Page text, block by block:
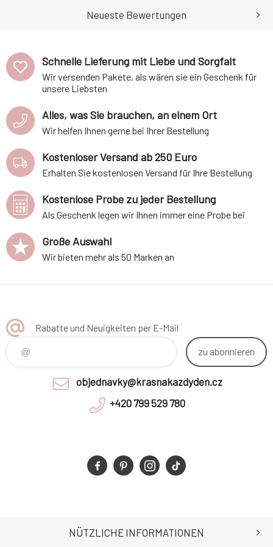
einem idealen Duft
Eigenschaften. Es vertreibt
Neueste Bewertungen
Schnelle Lieferung mit Liebe und Sorgfalt
Wir versenden Pakete, als wären sie ein Geschenk für
unsere Liebsten
Alles, was Sie brauchen, an einem Ort
Wir helfen Ihnen gerne bei Ihrer Bestellung
Kostenloser Versand ab 250 Euro
Erhalten Sie kostenlosen Versand für Ihre Bestellung
Kostenlose Probe zu jeder Bestellung
Als Geschenk legen wir Ihnen immer eine Probe bei
Große Auswahl
Wir bieten mehr als 50 Marken an
Rabatte und Neuigkeiten per E-Mail
zu abonnieren
objednavky@krasnakazdyden.cz
+420 799 529 780
NÜTZLICHE INFORMATIONEN